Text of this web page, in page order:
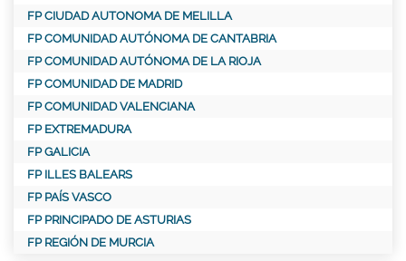
FP CIUDAD AUTONOMA DE MELILLA
FP COMUNIDAD AUTÓNOMA DE CANTABRIA
FP COMUNIDAD AUTÓNOMA DE LA RIOJA
FP COMUNIDAD DE MADRID
FP COMUNIDAD VALENCIANA
FP EXTREMADURA
FP GALICIA
FP ILLES BALEARS
FP PAÍS VASCO
FP PRINCIPADO DE ASTURIAS
FP REGIÓN DE MURCIA